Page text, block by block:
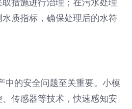
措施进行治理；在污水处理
质指标，确保处理后的水符
中的安全问题至关重要。小模
传感器等技术，快速感知安